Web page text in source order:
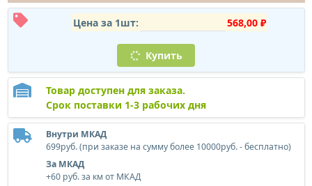
Цена за 1шт: 568,00 ₽
Купить
Товар доступен для заказа.
Срок поставки 1-3 рабочих дня
Внутри МКАД
699руб. (при заказе на сумму более 10000руб. - бесплатно)
За МКАД
+60 руб. за км от МКАД